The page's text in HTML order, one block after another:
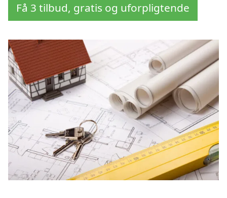
Få 3 tilbud, gratis og uforpligtende